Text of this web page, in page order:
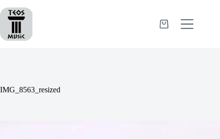
au
contenu
Panier
IMG_8563_resized